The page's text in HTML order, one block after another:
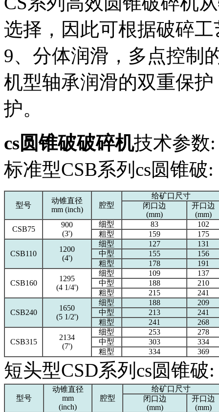
选择，因此可根据破碎
9、分体润滑，多点控制
机型轴承润滑的双重保
护。
cs圆锥破破碎机技术参数:
标准型CSB系列cs圆锥破:
型号
动锥直径
mm (inch)
腔型
给矿口尺寸
闭口边
(mm)
开口边
(mm)
CSB75
900
(3')
细型 83
102
粗型
159 175
CSB110
1200
(4')
细型 127
131
中型
155
156
粗型
178 191
CSB160
1295
(4 1/4')
细型 109
137
中型
188
210
粗型
215 241
CSB240
1650
(5 1/2')
细型 188
209
中型
213
241
粗型
241 268
CSB315
2134
(7')
细型 253
278
中型
303
334
粗型
334 369
短头型CSD系列cs圆锥破:
型号
动锥直径
mm
(inch)
腔型
给矿口尺寸
闭口边
(mm)
开口边
(mm)